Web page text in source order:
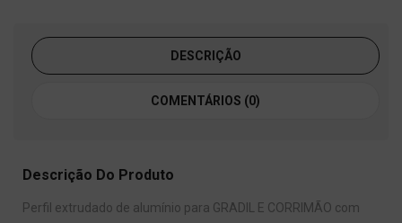
DESCRIÇÃO
COMENTÁRIOS (0)
Descrição Do Produto
Perfil extrudado de alumínio para GRADIL E CORRIMÃO com